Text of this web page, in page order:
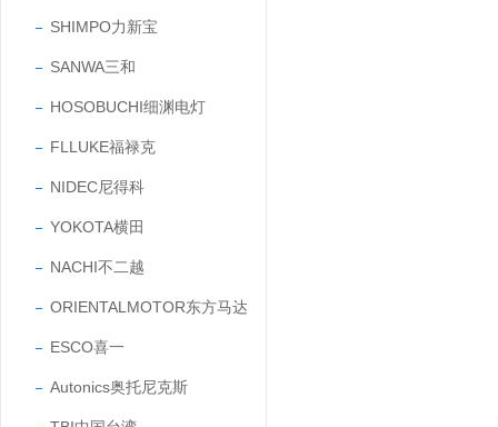
SHIMPO力新宝
SANWA三和
HOSOBUCHI细渊电灯
FLLUKE福禄克
NIDEC尼得科
YOKOTA横田
NACHI不二越
ORIENTALMOTOR东方马达
ESCO喜一
Autonics奥托尼克斯